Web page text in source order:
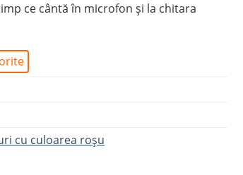
ce cântă în microfon și la chitara
cu culoarea roșu